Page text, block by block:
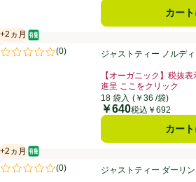
カー
ジャストティー ノルディックブルーベリー
+2ヵ月
賞味・消費期限保証：2ヵ月
オーガニック/有機
(0)
評価は0件のレビューで5点中0.0点。
ジャストティー ノルデ
【オーガニック】税抜
進呈 ここをクリック
お買い得品名：【オー
18 袋入 (￥36 /袋)
価格
￥640税込￥692
カー
ジャストティー ダーリンピーチ 18袋入
+2ヵ月
賞味・消費期限保証：2ヵ月
オーガニック/有機
(0)
評価は0件のレビューで5点中0.0点。
ジャストティー ダーリ